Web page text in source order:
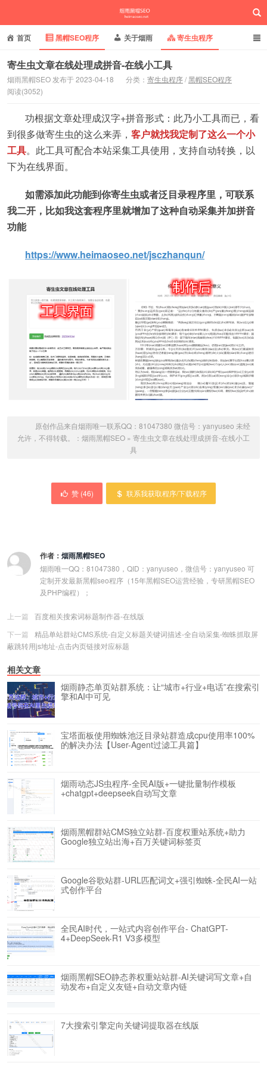
首页 黑帽SEO程序 关于烟雨 寄生虫程序
泛目录程序 蜘蛛池站群 小偷镜像程序
批量养站程序
相关新闻动态
寄生虫文章在线处理成拼音-在线小工具
烟雨黑帽SEO 发布于 2023-04-18 分类： 寄生虫程序/黑帽SEO程序
阅读(3052)
功根据文章处理成汉字+拼音形式：此乃小工具而已，看
到很多做寄生虫的这么来弄， 客户就找我定制了这么一个小
工具。此工具可配合本站采集工具使用，支持自动转换，以
下为在线界面。
如需添加此功能到你寄生虫或者泛目录程序里，可联系
我二开，比如我这套程序里就增加了这种自动采集并加拼音
功能
https://www.heimaoseo.net/jsczhanqun/
原创作品来自烟雨唯一联系QQ：81047380 微信号：yanyuseo 未经
允许，不得转载。： 烟雨黑帽SEO » 寄生虫文章在线处理成拼音-在线小工
具
赞 (46) 联系我获取程序/下载程序
作者： 烟雨黑帽SEO
烟雨唯一QQ：81047380，QID：yanyuseo，微信号：yanyuseo 可
定制开发最新黑帽seo程序（15年黑帽SEO运营经验，专研黑帽SEO
及PHP编程）；
上一篇
百度相关搜索词标题制作器-在线版
下一篇
精品单站群站CMS系统-自定义标题关键词描述-全自动采集-蜘蛛抓取屏
蔽跳转用js地址-点击内页链接对应标题
相关文章
烟雨静态单页站群系统：让“城市+行业+电话”在搜索引
擎和AI中可见
宝塔面板使用蜘蛛池泛目录站群造成cpu使用率100%
的解决办法【User-Agent过滤工具篇】
烟雨动态JS虫程序-全民AI版+一键批量制作模板
+chatgpt+deepseek自动写文章
烟雨黑帽群站CMS独立站群-百度权重站系统+助力
Google独立站出海+百万关键词标签页
Google谷歌站群-URL匹配词文+强引蜘蛛-全民AI一站
式创作平台
全民AI时代，一站式内容创作平台- ChatGPT-
4+DeepSeek-R1 V3多模型
烟雨黑帽SEO静态养权重站站群-AI关键词写文章+自
动发布+自定义友链+自动文章内链
7大搜索引擎定向关键词提取器在线版